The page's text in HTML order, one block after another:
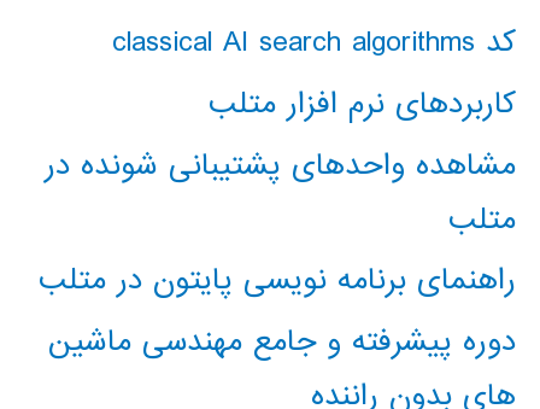
کد classical AI search algorithms
کاربردهای نرم افزار متلب
مشاهده واحدهای پشتیبانی شونده در
متلب
راهنمای برنامه نویسی پایتون در متلب
دوره پیشرفته و جامع مهندسی ماشین
های بدون راننده